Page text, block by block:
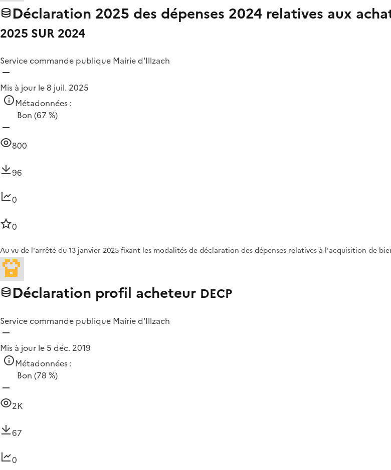
Déclaration 2025 des dépenses 2024 relatives aux
2025 SUR 2024
Service commande publique Mairie d'Illzach
Mis à jour le 8 juil. 2025
Métadonnées :
Bon (67 %)
800
96
0
0
Au vu de l'arrêté du 13 janvier 2025 fixant les modalités de déclaration des dépenses relatives à l'acquisition de
Déclaration profil acheteur DECP
Service commande publique Mairie d'Illzach
Mis à jour le 5 déc. 2019
Métadonnées :
Bon (78 %)
2K
67
0